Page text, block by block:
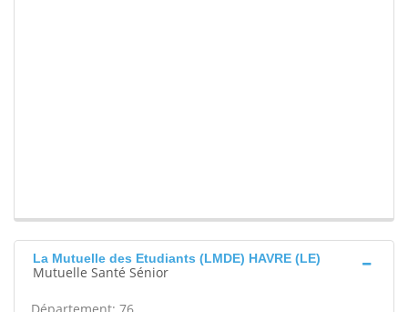
La Mutuelle des Etudiants (LMDE) HAVRE (LE)
Mutuelle Santé Sénior